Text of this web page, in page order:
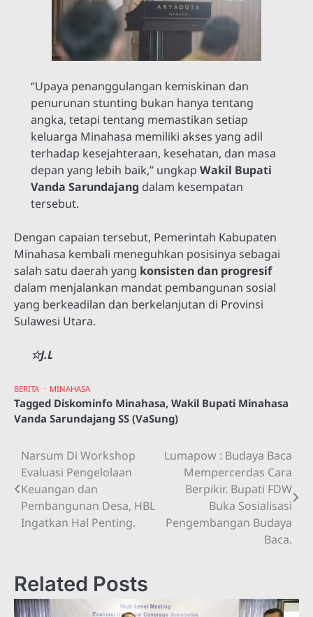
“Upaya penanggulangan kemiskinan dan
penurunan stunting bukan hanya tentang
angka, tetapi tentang memastikan setiap
keluarga Minahasa memiliki akses yang adil
terhadap kesejahteraan, kesehatan, dan masa
depan yang lebih baik,” ungkap Wakil Bupati
Vanda Sarundajang dalam kesempatan
tersebut.
Dengan capaian tersebut, Pemerintah Kabupaten
Minahasa kembali meneguhkan posisinya sebagai
salah satu daerah yang konsisten dan progresif
dalam menjalankan mandat pembangunan sosial
yang berkeadilan dan berkelanjutan di Provinsi
Sulawesi Utara.
☆J.L
BERITA MINAHASA
Tagged Diskominfo Minahasa, Wakil Bupati Minahasa
Vanda Sarundajang SS (VaSung)
Navigasi
pos
Narsum Di Workshop
Evaluasi Pengelolaan
Keuangan dan
Pembangunan Desa, HBL
Ingatkan Hal Penting.
Lumapow : Budaya Baca
Mempercerdas Cara
Berpikir. Bupati FDW
Buka Sosialisasi
Pengembangan Budaya
Baca.
Related Posts